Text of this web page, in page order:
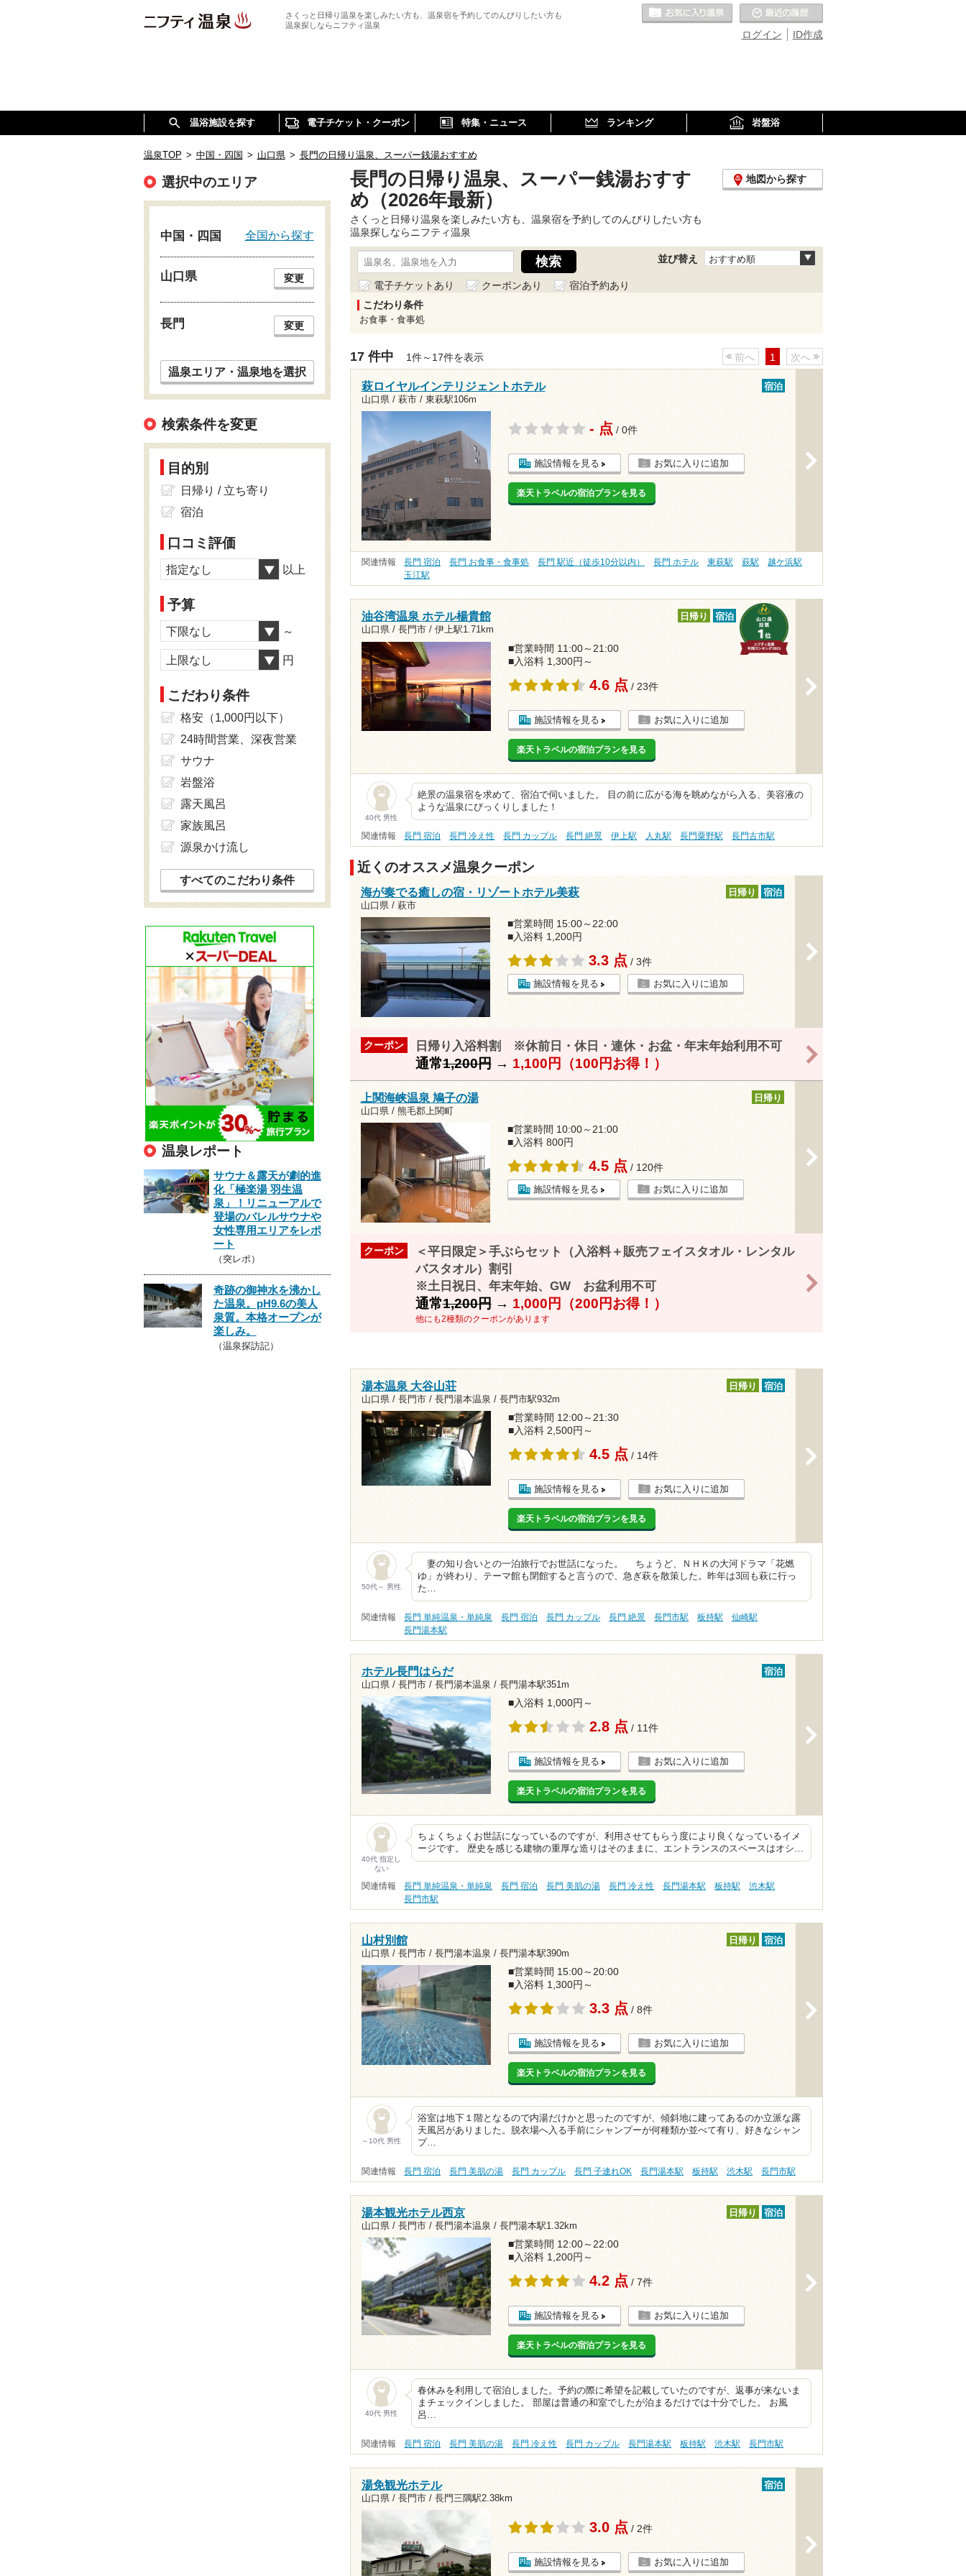
さくっと日帰り温泉を楽しみたい方も、温泉宿を予約してのんびりしたい方も
温泉探しならニフティ温泉
ID作成
ログイン
お気に入りの温泉
温浴施設を探す 電子チケット・クーポン 特集・ニュース ランキング 岩盤浴
温泉TOP > 中国・四国 > 山口県 > 長門の日帰り温泉、スーパー銭湯おすすめ
長門の日帰り温泉、スーパー銭湯おすす
め（2026年最新）
地図から探す
さくっと日帰り温泉を楽しみたい方も、温泉宿を予約してのんびりしたい方も
温泉探しならニフティ温泉
並び替え おすすめ順
電子チケットあり クーポンあり
宿泊予約あり
こだわり条件
お食事・食事処
17 件中 1件～17件を表示 前へ 1 次へ
萩ロイヤルインテリジェントホテル
山口県 / 萩市 / 東萩駅106m
宿泊
- 点 / 0件
施設情報を見る お気に入りに追加
楽天トラベルの宿泊プランを見る
関連情報 長門 宿泊 長門 お食事・食事処 長門 駅近（徒歩10分以内） 長門 ホテル 東萩駅 萩駅
越ケ浜駅
玉江駅
油谷湾温泉 ホテル楊貴館
山口県 / 長門市 / 伊上駅1.71km
日帰り 宿泊
■営業時間 11:00～21:00
■入浴料 1,300円～
4.6 点 / 23件
施設情報を見る お気に入りに追加
楽天トラベルの宿泊プランを見る
40代 男性
絶景の温泉宿を求めて、宿泊で伺いました。 目の前に広がる海を眺めながら入る、美容液の
ような温泉にびっくりしました！
関連情報 長門 宿泊 長門 冷え性 長門 カップル 長門 絶景 伊上駅 人丸駅 長門粟野駅 長門古市駅
近くのオススメ温泉クーポン
海が奏でる癒しの宿・リゾートホテル美萩
山口県 / 萩市
日帰り 宿泊
■営業時間 15:00～22:00
■入浴料 1,200円
3.3 点 / 3件
施設情報を見る お気に入りに追加
クーポン 日帰り入浴料割 ※休前日・休日・連休・お盆・年末年始利用不可
通常1,200円→ 1,100円（100円お得！）
上関海峡温泉 鳩子の湯
山口県 / 熊毛郡上関町
日帰り
■営業時間 10:00～21:00
■入浴料 800円
4.5 点 / 120件
施設情報を見る お気に入りに追加
クーポン
＜平日限定＞手ぶらセット（入浴料＋販売フェイスタオル・レンタル
バスタオル）割引
※土日祝日、年末年始、GW お盆利用不可
通常1,200円→ 1,000円（200円お得！）
他にも2種類のクーポンがあります
湯本温泉 大谷山荘
山口県 / 長門市 / 長門湯本温泉 / 長門市駅932m
日帰り 宿泊
■営業時間 12:00～21:30
■入浴料 2,500円～
4.5 点 / 14件
施設情報を見る お気に入りに追加
楽天トラベルの宿泊プランを見る
50代～ 男性
妻の知り合いとの一泊旅行でお世話になった。 ちょうど、ＮＨＫの大河ドラマ「花燃
ゆ」が終わり、テーマ館も閉館すると言うので、急ぎ萩を散策した。昨年は3回も萩に行っ
た…
関連情報 長門 単純温泉・単純泉 長門 宿泊 長門 カップル 長門 絶景 長門市駅 板持駅
仙崎駅
長門湯本駅
ホテル長門はらだ
山口県 / 長門市 / 長門湯本温泉 / 長門湯本駅351m
宿泊
■入浴料 1,000円～
2.8 点 / 11件
施設情報を見る お気に入りに追加
楽天トラベルの宿泊プランを見る
40代 指定し
ない
ちょくちょくお世話になっているのですが、利用させてもらう度により良くなっているイメ
ージです。 歴史を感じる建物の重厚な造りはそのままに、エントランスのスペースはオシ…
関連情報 長門 単純温泉・単純泉 長門 宿泊 長門 美肌の湯 長門 冷え性 長門湯本駅 板持駅
渋木駅
長門市駅
山村別館
山口県 / 長門市 / 長門湯本温泉 / 長門湯本駅390m
日帰り 宿泊
■営業時間 15:00～20:00
■入浴料 1,300円～
3.3 点 / 8件
施設情報を見る お気に入りに追加
楽天トラベルの宿泊プランを見る
～10代 男性
浴室は地下１階となるので内湯だけかと思ったのですが、傾斜地に建ってあるのか立派な露
天風呂がありました。脱衣場へ入る手前にシャンプーが何種類か並べて有り、好きなシャン
プ…
関連情報 長門 宿泊 長門 美肌の湯 長門 カップル 長門 子連れOK 長門湯本駅 板持駅 渋木駅 長門市駅
湯本観光ホテル西京
山口県 / 長門市 / 長門湯本温泉 / 長門湯本駅1.32km
日帰り 宿泊
■営業時間 12:00～22:00
■入浴料 1,200円～
4.2 点 / 7件
施設情報を見る お気に入りに追加
楽天トラベルの宿泊プランを見る
40代 男性
春休みを利用して宿泊しました。予約の際に希望を記載していたのですが、返事が来ないま
まチェックインしました。 部屋は普通の和室でしたが泊まるだけでは十分でした。 お風
呂…
関連情報 長門 宿泊 長門 美肌の湯 長門 冷え性 長門 カップル 長門湯本駅 板持駅 渋木駅 長門市駅
湯免観光ホテル
山口県 / 長門市 / 長門三隅駅2.38km
宿泊
3.0 点 / 2件
施設情報を見る お気に入りに追加
選択中のエリア
中国・四国 全国から探す
山口県 変更
長門 変更
温泉エリア・温泉地を選択
検索条件を変更
目的別
日帰り / 立ち寄り
宿泊
口コミ評価
指定なし 以上
予算
下限なし ～
上限なし 円
こだわり条件
格安（1,000円以下）
24時間営業、深夜営業
サウナ
岩盤浴
露天風呂
家族風呂
源泉かけ流し
すべてのこだわり条件
温泉レポート
サウナ＆露天が劇的進
化「極楽湯 羽生温
泉」！リニューアルで
登場のバレルサウナや
女性専用エリアをレポ
ート
（突レポ）
奇跡の御神水を沸かし
た温泉。pH9.6の美人
泉質。本格オープンが
楽しみ。
（温泉探訪記）